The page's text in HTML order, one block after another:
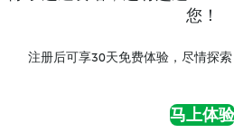
您！
注册后可享30天免费体验，尽情探
马上体验